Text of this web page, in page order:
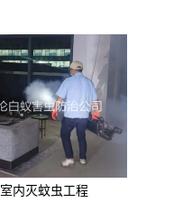
内灭蚊虫工程